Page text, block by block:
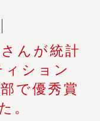
んが統計
ション
で優秀賞
。